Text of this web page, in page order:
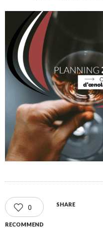
0
RECOMMEND
SHARE